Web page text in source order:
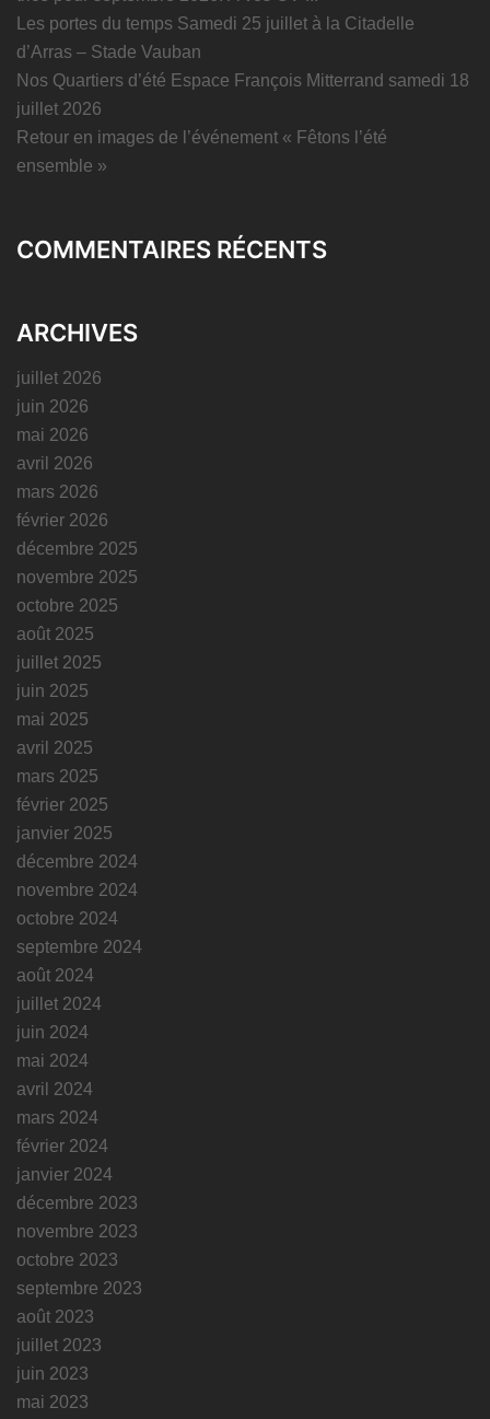
Les portes du temps Samedi 25 juillet à la Citadelle
d’Arras – Stade Vauban
Nos Quartiers d’été Espace François Mitterrand samedi 18
juillet 2026
Retour en images de l’événement « Fêtons l’été
ensemble »
COMMENTAIRES RÉCENTS
ARCHIVES
juillet 2026
juin 2026
mai 2026
avril 2026
mars 2026
février 2026
décembre 2025
novembre 2025
octobre 2025
août 2025
juillet 2025
juin 2025
mai 2025
avril 2025
mars 2025
février 2025
janvier 2025
décembre 2024
novembre 2024
octobre 2024
septembre 2024
août 2024
juillet 2024
juin 2024
mai 2024
avril 2024
mars 2024
février 2024
janvier 2024
décembre 2023
novembre 2023
octobre 2023
septembre 2023
août 2023
juillet 2023
juin 2023
mai 2023